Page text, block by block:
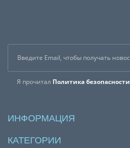
Я прочитал Политика безопасности
ИНФОРМАЦИЯ
КАТЕГОРИИ